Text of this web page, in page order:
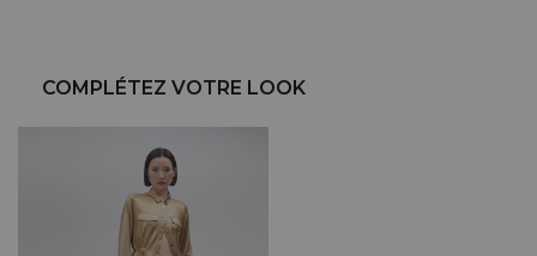
COMPLÉTEZ VOTRE LOOK